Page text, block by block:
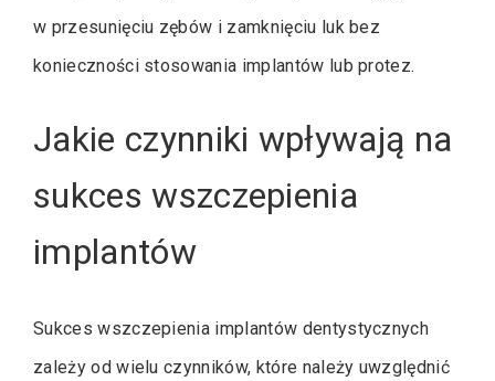
w przesunięciu zębów i zamknięciu luk bez
konieczności stosowania implantów lub protez.
Jakie czynniki wpływają na
sukces wszczepienia
implantów
Sukces wszczepienia implantów dentystycznych
zależy od wielu czynników, które należy uwzględnić